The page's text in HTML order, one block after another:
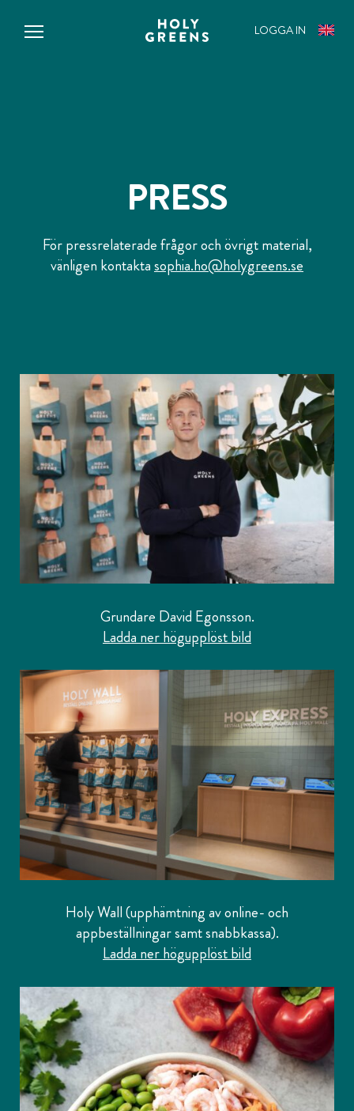
LOGGA IN
IN
PRESS
För pressrelaterade frågor och övrigt material,
vänligen kontaktasophia.ho@holygreens.se
Grundare David Egonsson.
Ladda ner högupplöst bild
Holy Wall (upphämtning av online- och
appbeställningar samt snabbkassa).
Ladda ner högupplöst bild